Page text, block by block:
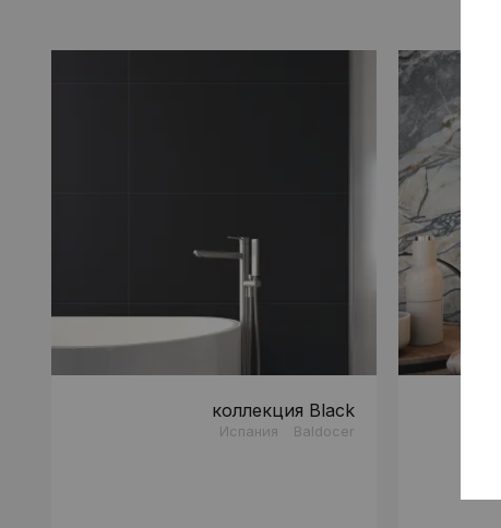
коллекция Black
Испания Baldocer